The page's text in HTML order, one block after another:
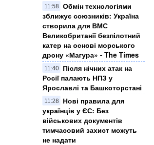
11:58
Обмін технологіями
зближує союзників: Україна
створила для ВМС
Великобританії безпілотний
катер на основі морського
дрону «Магура» - The Times
11:40
Після нічних атак на
Росії палають НПЗ у
Ярославлі та Башкоторстані
11:28
Нові правила для
українців у ЄС: Без
військових документів
тимчасовий захист можуть
не надати